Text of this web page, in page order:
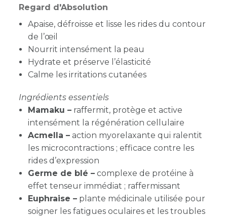
Regard d'Absolution
Apaise, défroisse et lisse les rides du contour
de l’œil
Nourrit intensément la peau
Hydrate et préserve l’élasticité
Calme les irritations cutanées
Ingrédients essentiels
Mamaku – raffermit, protège et active
intensément la régénération cellulaire
Acmella – action myorelaxante qui ralentit
les microcontractions ; efficace contre les
rides d’expression
Germe de blé – complexe de protéine à
effet tenseur immédiat ; raffermissant
Euphraise – plante médicinale utilisée pour
soigner les fatigues oculaires et les troubles